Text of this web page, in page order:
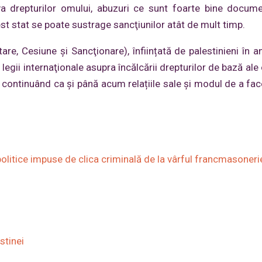
drepturilor omului, abuzuri ce sunt foarte bine
stat se poate sustrage sancţiunilor atât de mult timp.
Cesiune şi Sancţionare), înființată de palestinieni în
internaţionale asupra încălcării drepturilor de bază ale
ca și până acum relațiile sale și modul de a
impuse de clica criminală de la vârful